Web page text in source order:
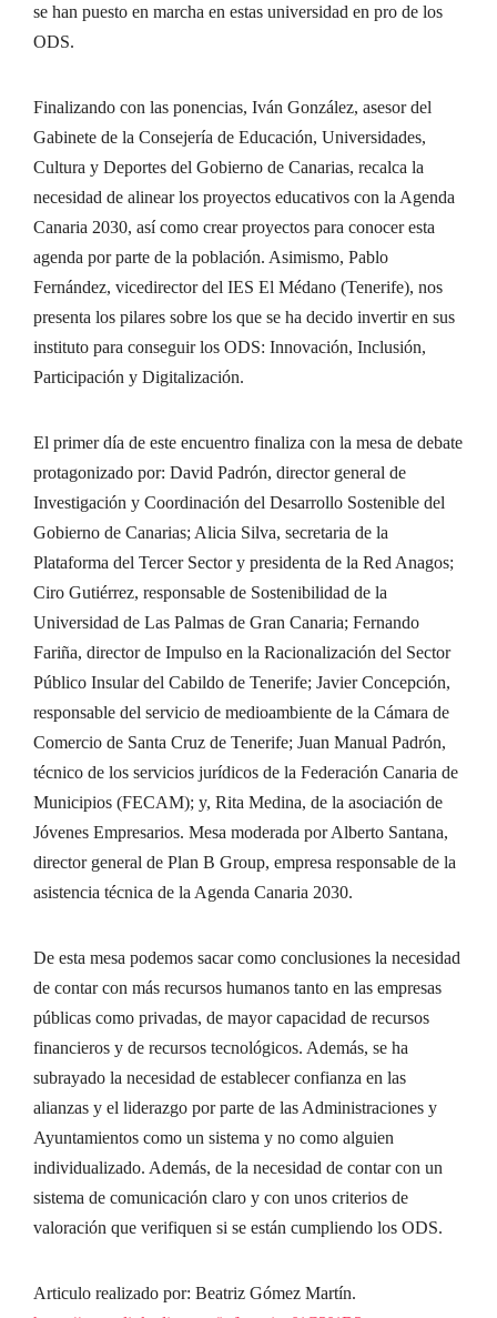
se han puesto en marcha en estas universidad en pro de los
ODS.
Finalizando con las ponencias, Iván González, asesor del
Gabinete de la Consejería de Educación, Universidades,
Cultura y Deportes del Gobierno de Canarias, recalca la
necesidad de alinear los proyectos educativos con la Agenda
Canaria 2030, así como crear proyectos para conocer esta
agenda por parte de la población. Asimismo, Pablo
Fernández, vicedirector del IES El Médano (Tenerife), nos
presenta los pilares sobre los que se ha decido invertir en sus
instituto para conseguir los ODS: Innovación, Inclusión,
Participación y Digitalización.
El primer día de este encuentro finaliza con la mesa de debate
protagonizado por: David Padrón, director general de
Investigación y Coordinación del Desarrollo Sostenible del
Gobierno de Canarias; Alicia Silva, secretaria de la
Plataforma del Tercer Sector y presidenta de la Red Anagos;
Ciro Gutiérrez, responsable de Sostenibilidad de la
Universidad de Las Palmas de Gran Canaria; Fernando
Fariña, director de Impulso en la Racionalización del Sector
Público Insular del Cabildo de Tenerife; Javier Concepción,
responsable del servicio de medioambiente de la Cámara de
Comercio de Santa Cruz de Tenerife; Juan Manual Padrón,
técnico de los servicios jurídicos de la Federación Canaria de
Municipios (FECAM); y, Rita Medina, de la asociación de
Jóvenes Empresarios. Mesa moderada por Alberto Santana,
director general de Plan B Group, empresa responsable de la
asistencia técnica de la Agenda Canaria 2030.
De esta mesa podemos sacar como conclusiones la necesidad
de contar con más recursos humanos tanto en las empresas
públicas como privadas, de mayor capacidad de recursos
financieros y de recursos tecnológicos. Además, se ha
subrayado la necesidad de establecer confianza en las
alianzas y el liderazgo por parte de las Administraciones y
Ayuntamientos como un sistema y no como alguien
individualizado. Además, de la necesidad de contar con un
sistema de comunicación claro y con unos criterios de
valoración que verifiquen si se están cumpliendo los ODS.
Articulo realizado por: Beatriz Gómez Martín.